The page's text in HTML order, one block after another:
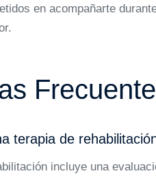
en acompañarte
terapia de
incluye una